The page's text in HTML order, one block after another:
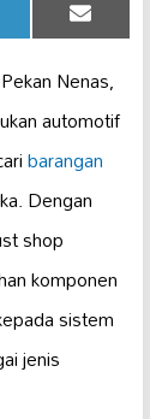
Share
on
Email
Nenas,
automotif
barangan
Dengan
shop
komponen
sistem
jenis